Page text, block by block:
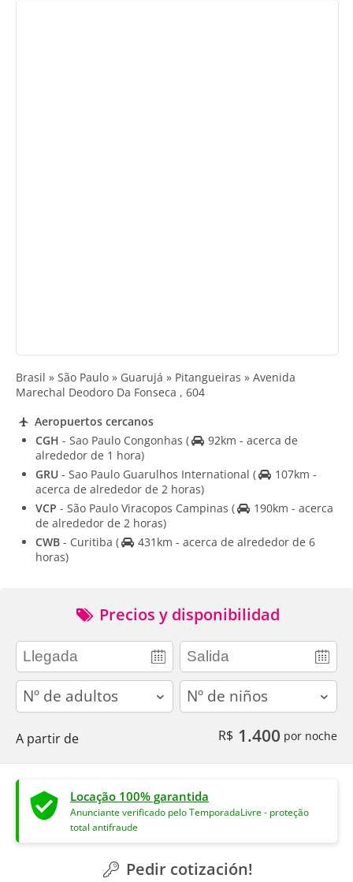
Brasil » São Paulo » Guarujá » Pitangueiras » Avenida
Marechal Deodoro Da Fonseca , 604
Aeropuertos cercanos
CGH - Sao Paulo Congonhas (
92km - acerca de
alrededor de 1 hora)
GRU - Sao Paulo Guarulhos International (
107km -
acerca de alrededor de 2 horas)
VCP - São Paulo Viracopos Campinas (
190km - acerca
de alrededor de 2 horas)
CWB - Curitiba (
431km - acerca de alrededor de 6
horas)
Precios y disponibilidad
adults children
A partir de R$ 1.400 por noche
Locação 100% garantida
Anunciante verificado pelo TemporadaLivre - proteção
total antifraude
Pedir cotización!